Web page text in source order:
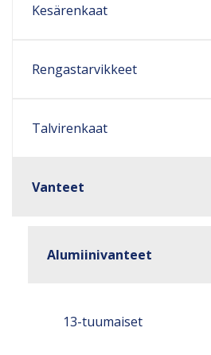
Kesärenkaat
Rengastarvikkeet
Talvirenkaat
Vanteet
Alumiinivanteet
13-tuumaiset